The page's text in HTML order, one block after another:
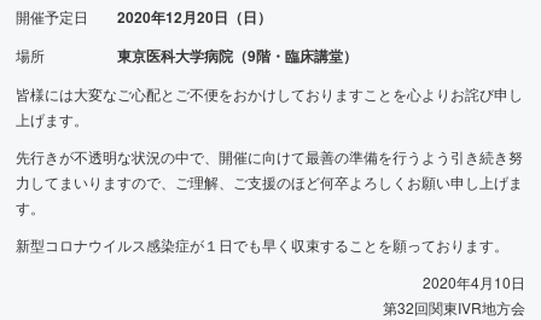
開催予定日2020年12月20日（日）
場所東京医科大学病院（9階・臨床講堂）
皆様には大変なご心配とご不便をおかけしておりますことを心よりお詫び申し
上げます。
先行きが不透明な状況の中で、開催に向けて最善の準備を行うよう引き続き努
力してまいりますので、ご理解、ご支援のほど何卒よろしくお願い申し上げま
す。
新型コロナウイルス感染症が１日でも早く収束することを願っております。
2020年4月10日
第32回関東IVR地方会